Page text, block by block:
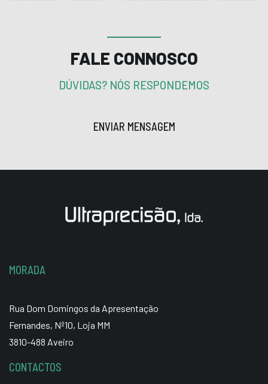
FALE CONNOSCO
DÚVIDAS? NÓS RESPONDEMOS
ENVIAR MENSAGEM
MORADA
Rua Dom Domingos da Apresentação
Fernandes, Nº10, Loja MM
3810-488 Aveiro
CONTACTOS